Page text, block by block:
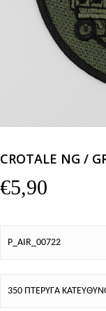
CROTALE NG /
€5,90
P_AIR_00722
350 ΠΤΕΡΥΓΑ